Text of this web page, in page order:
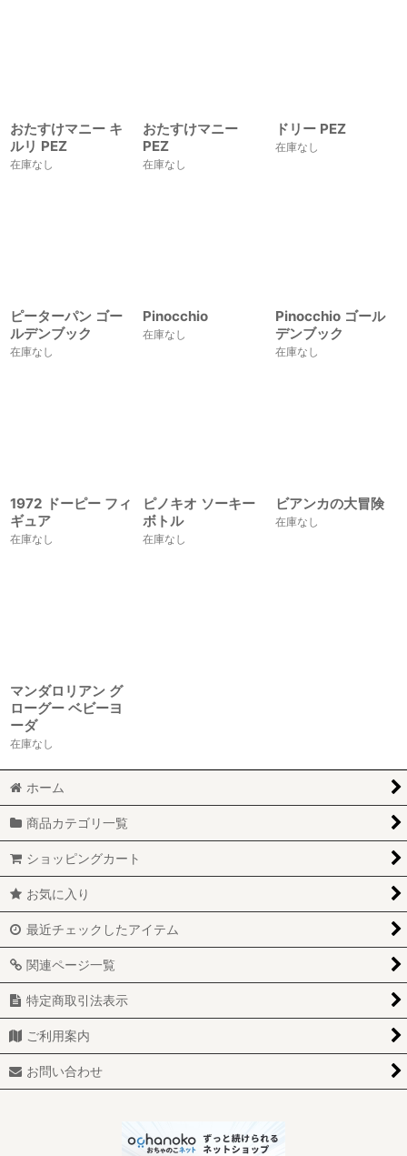
おたすけマニー キ
ルリ PEZ
在庫なし
おたすけマニー
PEZ
在庫なし
ドリー PEZ
在庫なし
ピーターパン ゴー
ルデンブック
在庫なし
Pinocchio
在庫なし
Pinocchio ゴール
デンブック
在庫なし
1972 ドーピー フィ
ギュア
在庫なし
ピノキオ ソーキー
ボトル
在庫なし
ビアンカの大冒険
在庫なし
マンダロリアン グ
ローグー ベビーヨ
ーダ
在庫なし
ホーム
商品カテゴリ一覧
ショッピングカート
お気に入り
最近チェックしたアイテム
関連ページ一覧
特定商取引法表示
ご利用案内
お問い合わせ